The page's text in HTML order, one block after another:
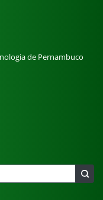
de Pernambuco